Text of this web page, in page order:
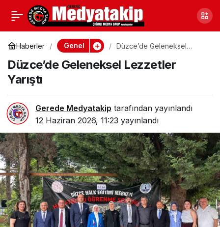
Haberler Genel
Düzce’de Geleneksel
Düzce’de Geleneksel Lezzetler
Yarıştı
Gerede Medyatakip tarafından yayınlandı
12 Haziran 2026, 11:23 yayınlandı
Eskişehir’de Kaçak
Akaryakıt Operasyonu:
Dört Şüpheli Gözaltına
Alındı
Paylaş